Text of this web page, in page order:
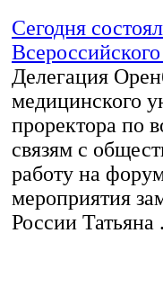
Сегодня
Делегация
медицинского
проректора по
связям с
работу на
мероприятия
России Татьяна